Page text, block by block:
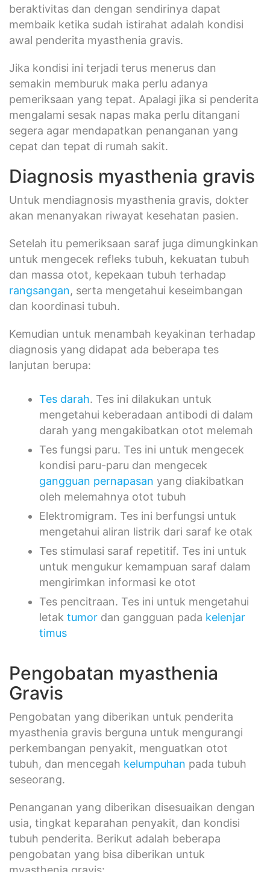
beraktivitas dan dengan sendirinya dapat
membaik ketika sudah istirahat adalah kondisi
awal penderita myasthenia gravis.
Jika kondisi ini terjadi terus menerus dan
semakin memburuk maka perlu adanya
pemeriksaan yang tepat. Apalagi jika si penderita
mengalami sesak napas maka perlu ditangani
segera agar mendapatkan penanganan yang
cepat dan tepat di rumah sakit.
Diagnosis myasthenia gravis
Untuk mendiagnosis myasthenia gravis, dokter
akan menanyakan riwayat kesehatan pasien.
Setelah itu pemeriksaan saraf juga dimungkinkan
untuk mengecek refleks tubuh, kekuatan tubuh
dan massa otot, kepekaan tubuh terhadap
rangsangan, serta mengetahui keseimbangan
dan koordinasi tubuh.
Kemudian untuk menambah keyakinan terhadap
diagnosis yang didapat ada beberapa tes
lanjutan berupa:
Tes darah. Tes ini dilakukan untuk
mengetahui keberadaan antibodi di dalam
darah yang mengakibatkan otot melemah
Tes fungsi paru. Tes ini untuk mengecek
kondisi paru-paru dan mengecek
gangguan pernapasan yang diakibatkan
oleh melemahnya otot tubuh
Elektromigram. Tes ini berfungsi untuk
mengetahui aliran listrik dari saraf ke otak
Tes stimulasi saraf repetitif. Tes ini untuk
untuk mengukur kemampuan saraf dalam
mengirimkan informasi ke otot
Tes pencitraan. Tes ini untuk mengetahui
letak tumor dan gangguan pada kelenjar
timus
Pengobatan myasthenia
Gravis
Pengobatan yang diberikan untuk penderita
myasthenia gravis berguna untuk mengurangi
perkembangan penyakit, menguatkan otot
tubuh, dan mencegah kelumpuhan pada tubuh
seseorang.
Penanganan yang diberikan disesuaikan dengan
usia, tingkat keparahan penyakit, dan kondisi
tubuh penderita. Berikut adalah beberapa
pengobatan yang bisa diberikan untuk